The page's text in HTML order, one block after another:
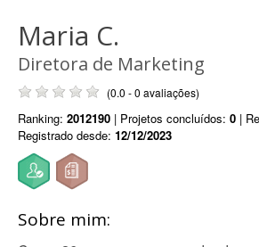
Maria C.
Diretora de Marketing
(0.0 - 0 avaliações)
Ranking: 2012190 | Projetos concluídos: 0 |
Registrado desde: 12/12/2023
Sobre mim: